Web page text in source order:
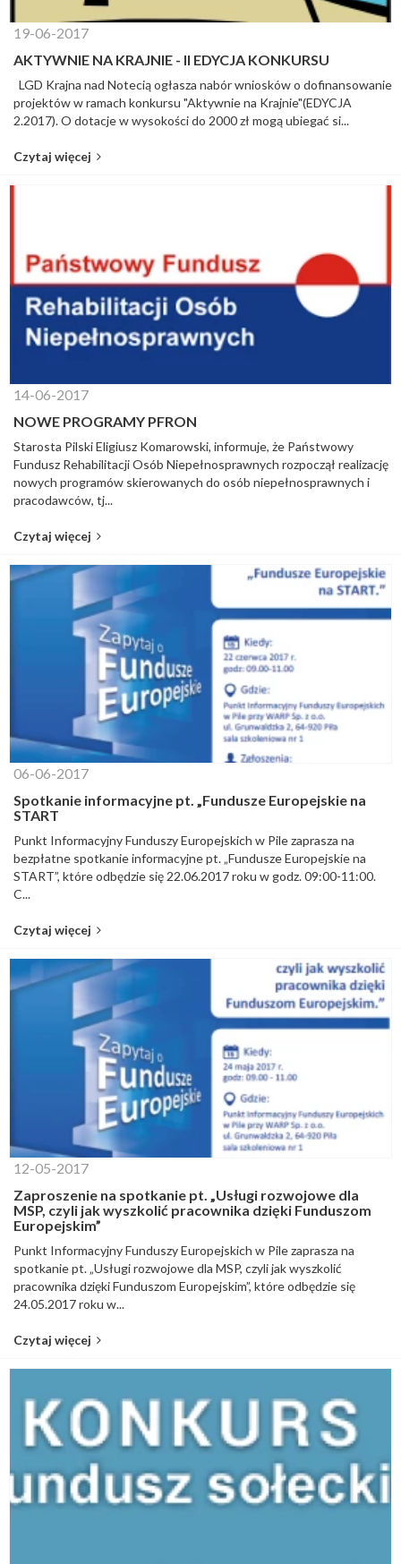
19-06-2017
AKTYWNIE NA KRAJNIE - II EDYCJA KONKURSU
LGD Krajna nad Notecią ogłasza nabór wniosków o dofinansowanie
projektów w ramach konkursu "Aktywnie na Krajnie"(EDYCJA
2.2017). O dotacje w wysokości do 2000 zł mogą ubiegać si...
Czytaj więcej
14-06-2017
NOWE PROGRAMY PFRON
Starosta Pilski Eligiusz Komarowski, informuje, że Państwowy
Fundusz Rehabilitacji Osób Niepełnosprawnych rozpoczął realizację
nowych programów skierowanych do osób niepełnosprawnych i
pracodawców, tj...
Czytaj więcej
06-06-2017
Spotkanie informacyjne pt. „Fundusze Europejskie na
START
Punkt Informacyjny Funduszy Europejskich w Pile zaprasza na
bezpłatne spotkanie informacyjne pt. „Fundusze Europejskie na
START”, które odbędzie się 22.06.2017 roku w godz. 09:00-11:00.
C...
Czytaj więcej
12-05-2017
Zaproszenie na spotkanie pt. „Usługi rozwojowe dla
MSP, czyli jak wyszkolić pracownika dzięki Funduszom
Europejskim”
Punkt Informacyjny Funduszy Europejskich w Pile zaprasza na
spotkanie pt. „Usługi rozwojowe dla MSP, czyli jak wyszkolić
pracownika dzięki Funduszom Europejskim”, które odbędzie się
24.05.2017 roku w...
Czytaj więcej